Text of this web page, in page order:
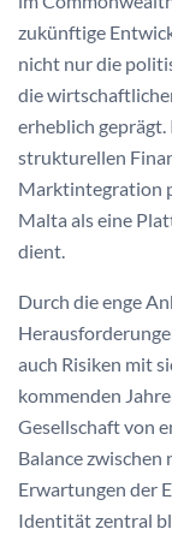
zukünftige
nicht nur die
die
erheblich
strukturellen
Marktintegration
Malta als eine
dient.
Durch die enge
auch Risiken mit
kommenden
Gesellschaft von
Balance
Erwartungen der
Identität zentral